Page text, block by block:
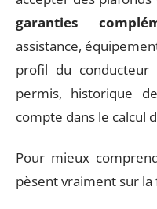
garanties
assistance,
profil du conducteur
permis, historique
compte dans le calcul
Pour mieux
pèsent vraiment sur la